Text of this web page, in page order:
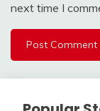
next time I